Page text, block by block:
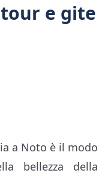
e gite
a Noto è il modo
bellezza della